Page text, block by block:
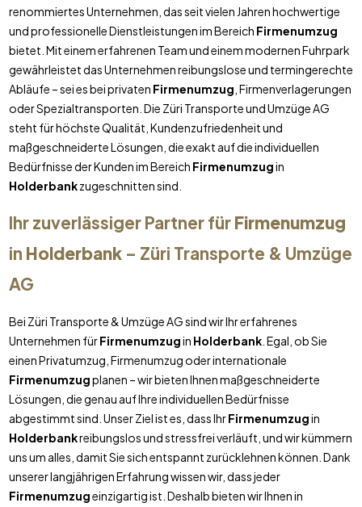
renommiertes Unternehmen, das seit vielen Jahren hochwertige
und professionelle Dienstleistungen im Bereich Firmenumzug
bietet. Mit einem erfahrenen Team und einem modernen Fuhrpark
gewährleistet das Unternehmen reibungslose und termingerechte
Abläufe – sei es bei privaten Firmenumzug , Firmenverlagerungen
oder Spezialtransporten. Die Züri Transporte und Umzüge AG
steht für höchste Qualität, Kundenzufriedenheit und
maßgeschneiderte Lösungen, die exakt auf die individuellen
Bedürfnisse der Kunden im Bereich Firmenumzugin
Holderbankzugeschnitten sind.
Ihr zuverlässiger Partner fürFirmenumzug
in Holderbank– Züri Transporte & Umzüge
AG
Bei Züri Transporte & Umzüge AG sind wir Ihr erfahrenes
Unternehmen fürFirmenumzugin Holderbank. Egal, ob Sie
einen Privatumzug, Firmenumzug oder internationale
Firmenumzugplanen – wir bieten Ihnen maßgeschneiderte
Lösungen, die genau auf Ihre individuellen Bedürfnisse
abgestimmt sind. Unser Ziel ist es, dass IhrFirmenumzugin
Holderbankreibungslos und stressfrei verläuft, und wir kümmern
uns um alles, damit Sie sich entspannt zurücklehnen können. Dank
unserer langjährigen Erfahrung wissen wir, dass jeder
Firmenumzugeinzigartig ist. Deshalb bieten wir Ihnen in